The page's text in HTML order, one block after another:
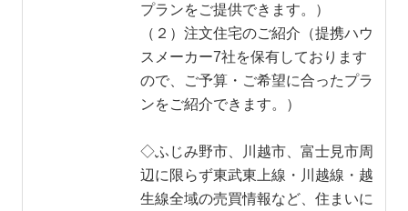
プランをご提供できます。）
（２）注文住宅のご紹介（提携ハウ
スメーカー7社を保有しております
ので、ご予算・ご希望に合ったプラ
ンをご紹介できます。）
◇ふじみ野市、川越市、富士見市周
辺に限らず東武東上線・川越線・越
生線全域の売買情報など、住まいに